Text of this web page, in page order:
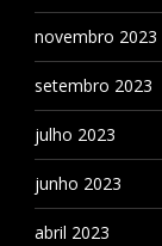
novembro 2023
setembro 2023
julho 2023
junho 2023
abril 2023